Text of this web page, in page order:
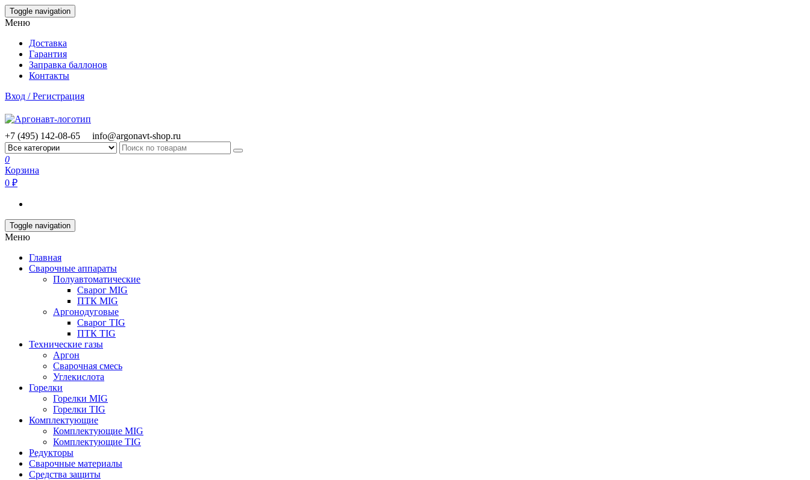
Skip
to
content
Toggle navigation
Меню
Доставка
Гарантия
Заправка баллонов
Контакты
Вход / Регистрация
+7 (495) 142-08-65 info@argonavt-shop.ru
0
Корзина
0 ₽
Toggle navigation
Меню
Главная
Сварочные аппараты
Полуавтоматические
Сварог MIG
ПТК MIG
Аргонодуговые
Сварог TIG
ПТК TIG
Технические газы
Аргон
Сварочная смесь
Углекислота
Горелки
Горелки MIG
Горелки TIG
Комплектующие
Комплектующие MIG
Комплектующие TIG
Редукторы
Сварочные материалы
Средства защиты